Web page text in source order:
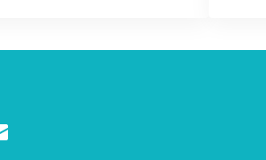
zwischen
Karibik. Ein zweites
IV, wird die
stehen auf